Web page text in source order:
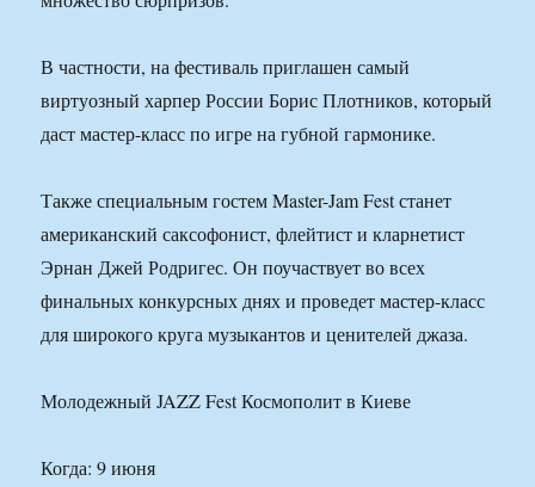
В частности, на фестиваль приглашен самый
виртуозный харпер России Борис Плотников, который
даст мастер-класс по игре на губной гармонике.
Также специальным гостем Master-Jam Fest станет
американский саксофонист, флейтист и кларнетист
Эрнан Джей Родригес. Он поучаствует во всех
финальных конкурсных днях и проведет мастер-класс
для широкого круга музыкантов и ценителей джаза.
Молодежный JAZZ Fest Космополит в Киеве
Когда: 9 июня